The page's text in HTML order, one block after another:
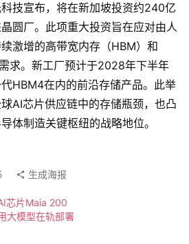
技宣布，将在新加坡投资约240亿
圆厂。此项重大投资旨在应对由人
激增的高带宽内存（HBM）和
求。新工厂预计于2028年下半年
HBM4在内的前沿存储产品。此举
AI芯片供应链中的存储瓶颈，也凸
体制造关键枢纽的战略地位。
生成海报
芯片Maia 200
大模型在轨部署